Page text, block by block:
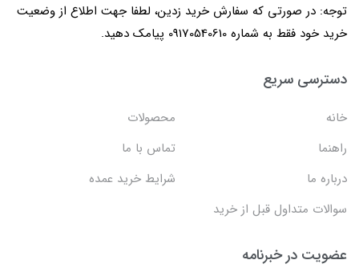
توجه: در صورتی که سفارش خرید زدین، لطفا جهت اطلاع از وضعیت
خرید خود فقط به شماره 09170540610 پیامک دهید.
دسترسی سریع
خانه
محصولات
راهنما
تماس با ما
درباره ما
شرایط خرید عمده
سوالات متداول قبل از خرید
عضویت در خبرنامه